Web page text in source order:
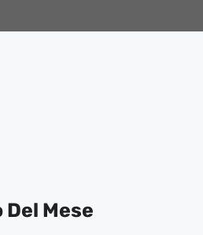
Del Mese